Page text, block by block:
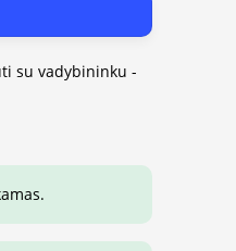
su vadybininku -